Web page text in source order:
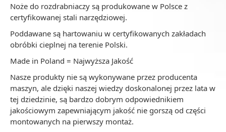
Noże do rozdrabniaczy są produkowane w Polsce z
certyfikowanej stali narzędziowej.
Poddawane są hartowaniu w certyfikowanych zakładach
obróbki cieplnej na terenie Polski.
Made in Poland = Najwyższa Jakość
Nasze produkty nie są wykonywane przez producenta
maszyn, ale dzięki naszej wiedzy doskonalonej przez lata w
tej dziedzinie, są bardzo dobrym odpowiednikiem
jakościowym zapewniającym jakość nie gorszą od części
montowanych na pierwszy montaż.